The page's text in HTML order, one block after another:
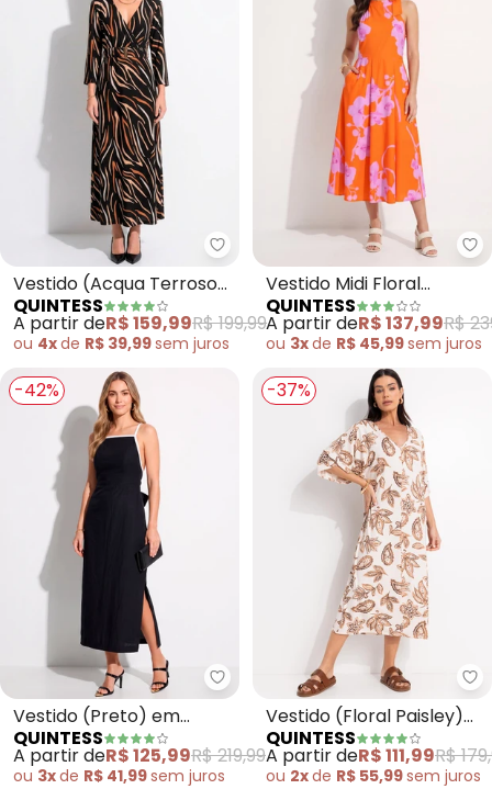
Quintess - Vestido (Acqua
Vestido (Acqua Terroso)
em Malha de Viscose
QUINTESS
A partir deR$ 159,99R$ 199,99
ou 4xde R$ 39,99sem juros
Vestido Midi Floral
Orquídeas com Decote
Trapézio e Bolsos
QUINTESS
A partir deR$ 137,99R$
ou 3xde R$ 45,99sem juros
-42%
Quintess - Vestido (Preto) em
Vestido (Preto) em
Tecido Alfaiataria de
Viscose
QUINTESS
A partir deR$ 125,99R$ 219,99
ou 3xde R$ 41,99sem juros
-37%
Vestido (Floral Paisley)
em Malha de Viscose
QUINTESS
A partir deR$ 111,99R$
ou 2xde R$ 55,99sem juros